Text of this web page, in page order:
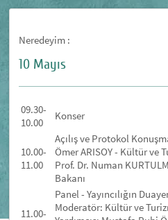
Neredeyim :
10 Mayıs
09.30-
10.00
Konser
10.00-
11.00
Açılış ve Protokol
Ömer ARISOY - Kültür ve
Prof. Dr. Numan
Bakanı
11.00-
Panel - Yayıncılığın
Moderatör: Kültür ve